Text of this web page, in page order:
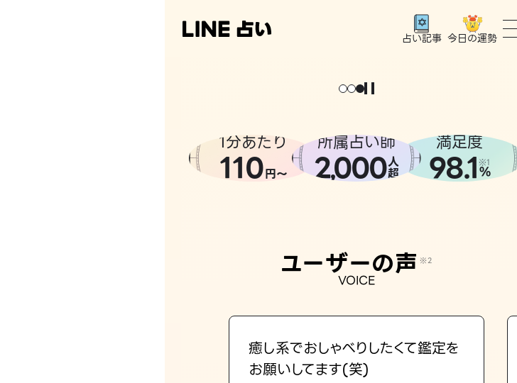
占い記事 今日の運勢
。
1分あたり
110円〜
所属占い師
2,000人
超
満足度
98.1 ※1
%
ユーザーの声 ※2
VOICE
癒し系でおしゃべりしたくて鑑定を
お願いしてます(笑)